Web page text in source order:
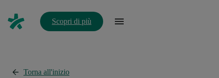
Scopri di più
Torna all'inizio